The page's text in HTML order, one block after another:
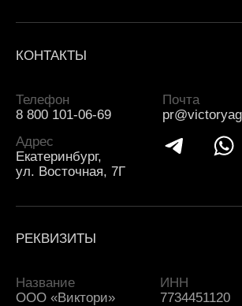
КОНТАКТЫ
Телефон
8 800 101-06-69
Почта
Адрес
Екатеринбург,
ул. Восточная, 7Г
РЕКВИЗИТЫ
Название
ООО «Виктори»
ИНН
7734451120